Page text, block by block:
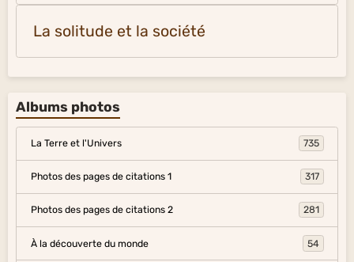
La solitude et la société
Albums photos
La Terre et l'Univers 735
Photos des pages de citations 1 317
Photos des pages de citations 2 281
À la découverte du monde 54